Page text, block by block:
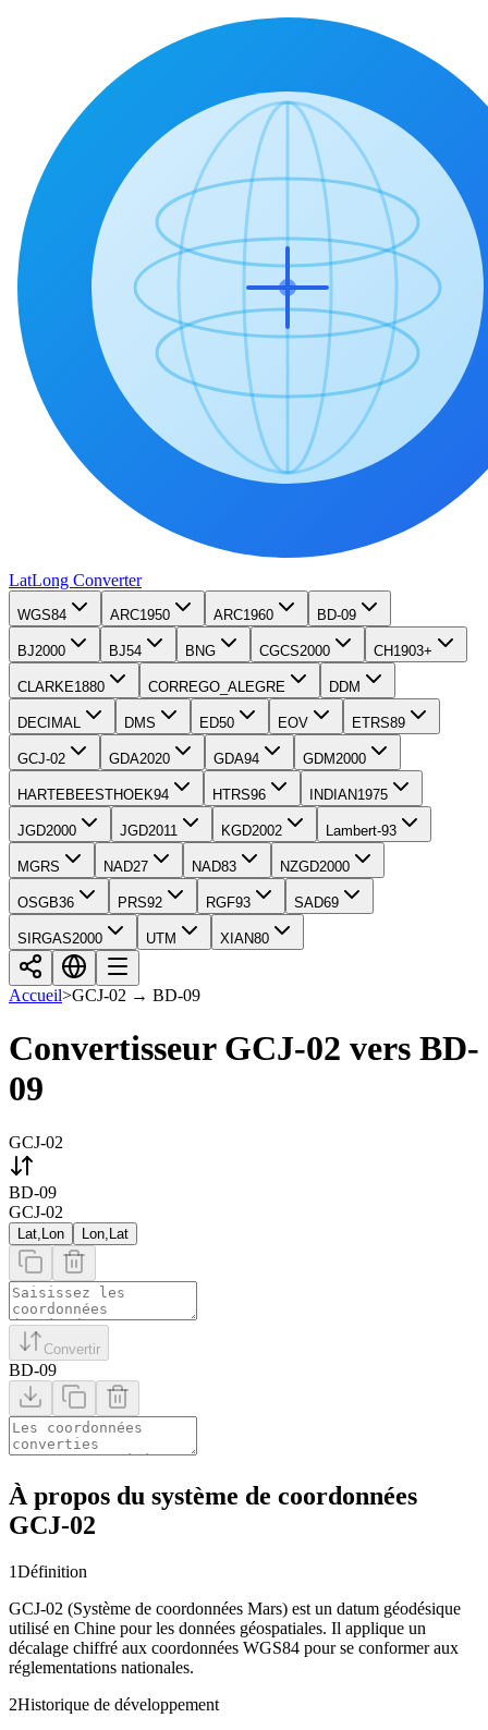
LatLong Converter
WGS84 ARC1950 ARC1960 BD-09
BJ2000 BJ54 BNG CGCS2000 CH1903+
CLARKE1880 CORREGO_ALEGRE DDM
DECIMAL DMS ED50 EOV ETRS89
GCJ-02 GDA2020 GDA94 GDM2000
HARTEBEESTHOEK94 HTRS96 INDIAN1975
JGD2000 JGD2011 KGD2002 Lambert-93
MGRS NAD27 NAD83 NZGD2000
OSGB36 PRS92 RGF93 SAD69
SIRGAS2000 UTM XIAN80
Accueil>GCJ-02 → BD-09
Convertisseur GCJ-02 vers BD-
09
GCJ-02
BD-09
GCJ-02
Lat,Lon Lon,Lat
Convertir
BD-09
À propos du système de coordonnées
GCJ-02
1Définition
GCJ-02 (Système de coordonnées Mars) est un datum géodésique
utilisé en Chine pour les données géospatiales. Il applique un
décalage chiffré aux coordonnées WGS84 pour se conformer aux
réglementations nationales.
2Historique de développement